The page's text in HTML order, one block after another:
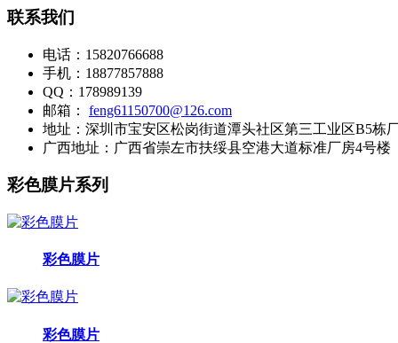
联系我们
电话： 15820766688
手机： 18877857888
QQ： 178989139
邮箱：
feng61150700@126.com
地址： 深圳市宝安区松岗街道潭头社区第三工业区B5栋
广西地址： 广西省崇左市扶绥县空港大道标准厂房4号楼
彩色膜片系列
彩色膜片
彩色膜片